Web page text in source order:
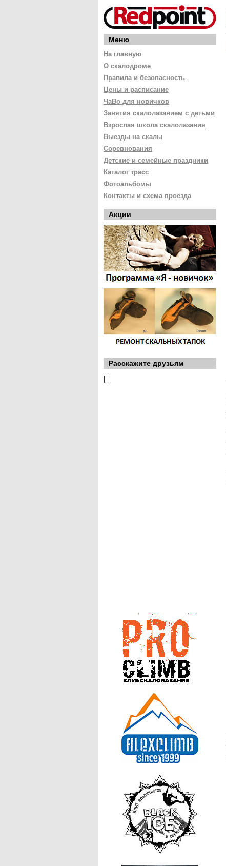
Меню
На главную
О скалодроме
Правила и безопасность
Цены и расписание
ЧаВо для новичков
Занятия скалолазанием с детьми
Взрослая школа скалолазания
Выезды на скалы
Соревнования
Детские и семейные праздники
Каталог трасс
Фотоальбомы
Контакты и схема проезда
Акции
Расскажите друзьям
| |